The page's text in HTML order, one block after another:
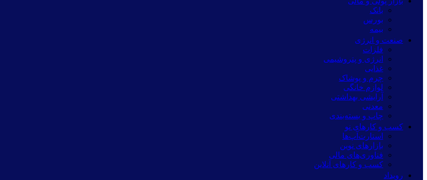
بانک
بورس
بیمه
صنعت و انرژی
فلزات
انرژی و پتروشیمی
غذایی
چرم و پوشاک
لوازم خانگی
آرایشی بهداشتی
معدنی
چاپ و بسته‌بندی
کسب و کارهای نو
استارت‌آپ‌ها
بازارهای نوین
فناوری‌های مالی
کسب و کارهای آنلاین
رویداد